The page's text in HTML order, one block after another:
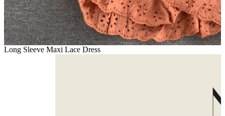
Long Sleeve Maxi Lace Dress